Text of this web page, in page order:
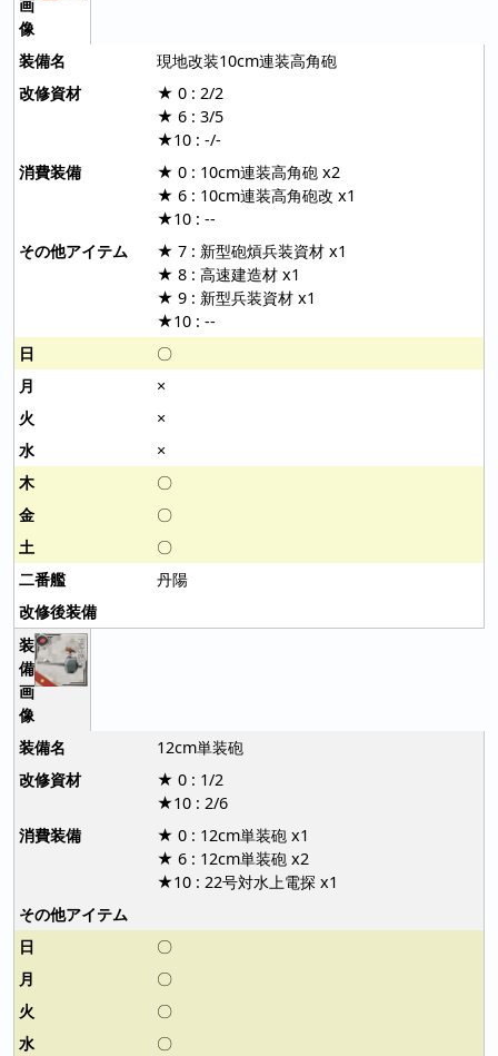
現地改装10cm連装高角砲
★ 0 : 2/2
★ 6 : 3/5
★10 : -/-
★ 0 : 10cm連装高角砲 x2
★ 6 : 10cm連装高角砲改 x1
★10 : --
★ 7 : 新型砲熕兵装資材 x1
★ 8 : 高速建造材 x1
★ 9 : 新型兵装資材 x1
★10 : --
〇
×
×
×
〇
〇
〇
丹陽
12cm単装砲
★ 0 : 1/2
★10 : 2/6
★ 0 : 12cm単装砲 x1
★ 6 : 12cm単装砲 x2
★10 : 22号対水上電探 x1
〇
〇
〇
〇